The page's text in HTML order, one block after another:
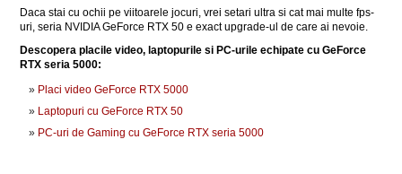
Daca stai cu ochii pe viitoarele jocuri, vrei setari ultra si cat mai multe fps-
uri, seria NVIDIA GeForce RTX 50 e exact upgrade-ul de care ai nevoie.
Descopera placile video, laptopurile si PC-urile echipate cu GeForce
RTX seria 5000:
Placi video GeForce RTX 5000
Laptopuri cu GeForce RTX 50
PC-uri de Gaming cu GeForce RTX seria 5000